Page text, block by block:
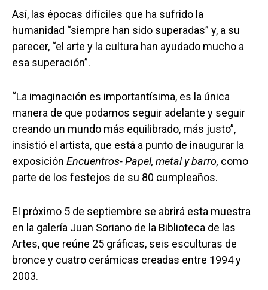
Así, las épocas difíciles que ha sufrido la
humanidad “siempre han sido superadas” y, a su
parecer, “el arte y la cultura han ayudado mucho a
esa superación”.
“La imaginación es importantísima, es la única
manera de que podamos seguir adelante y seguir
creando un mundo más equilibrado, más justo”,
insistió el artista, que está a punto de inaugurar la
exposición Encuentros- Papel, metal y barro, como
parte de los festejos de su 80 cumpleaños.
El próximo 5 de septiembre se abrirá esta muestra
en la galería Juan Soriano de la Biblioteca de las
Artes, que reúne 25 gráficas, seis esculturas de
bronce y cuatro cerámicas creadas entre 1994 y
2003.